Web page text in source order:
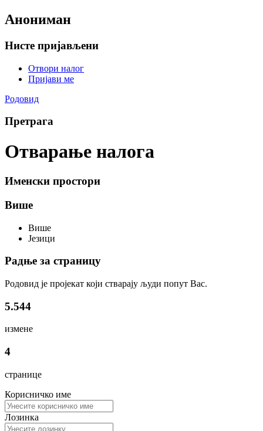
Анониман
Нисте пријављени
Отвори налог
Пријави ме
Родовид
Претрага
Отварање налога
Именски простори
Више
Више
Језици
Радње за страницу
Корисничко име
Лозинка
Родовид је пројекат који стварају људи попут Вас.
5.544
измене
4
странице